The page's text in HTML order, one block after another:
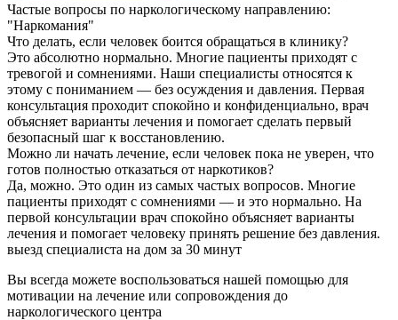
Частые вопросы по наркологическому направлению:
"Наркомания"
Что делать, если человек боится обращаться в клинику?
Это абсолютно нормально. Многие пациенты приходят с
тревогой и сомнениями. Наши специалисты относятся к
этому с пониманием — без осуждения и давления. Первая
консультация проходит спокойно и конфиденциально, врач
объясняет варианты лечения и помогает сделать первый
безопасный шаг к восстановлению.
Можно ли начать лечение, если человек пока не уверен, что
готов полностью отказаться от наркотиков?
Да, можно. Это один из самых частых вопросов. Многие
пациенты приходят с сомнениями — и это нормально. На
первой консультации врач спокойно объясняет варианты
лечения и помогает человеку принять решение без давления.
выезд специалиста на дом за 30 минут
Вы всегда можете воспользоваться нашей помощью для
мотивации на лечение или сопровождения до
наркологического центра